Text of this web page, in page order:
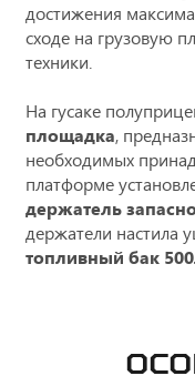
достижения
сходе на грузовую
техники.
На гусаке
площадка,
необходимых
платформе
держатель
держатели настила
топливный бак